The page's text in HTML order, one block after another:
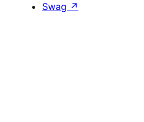
Swag ↗